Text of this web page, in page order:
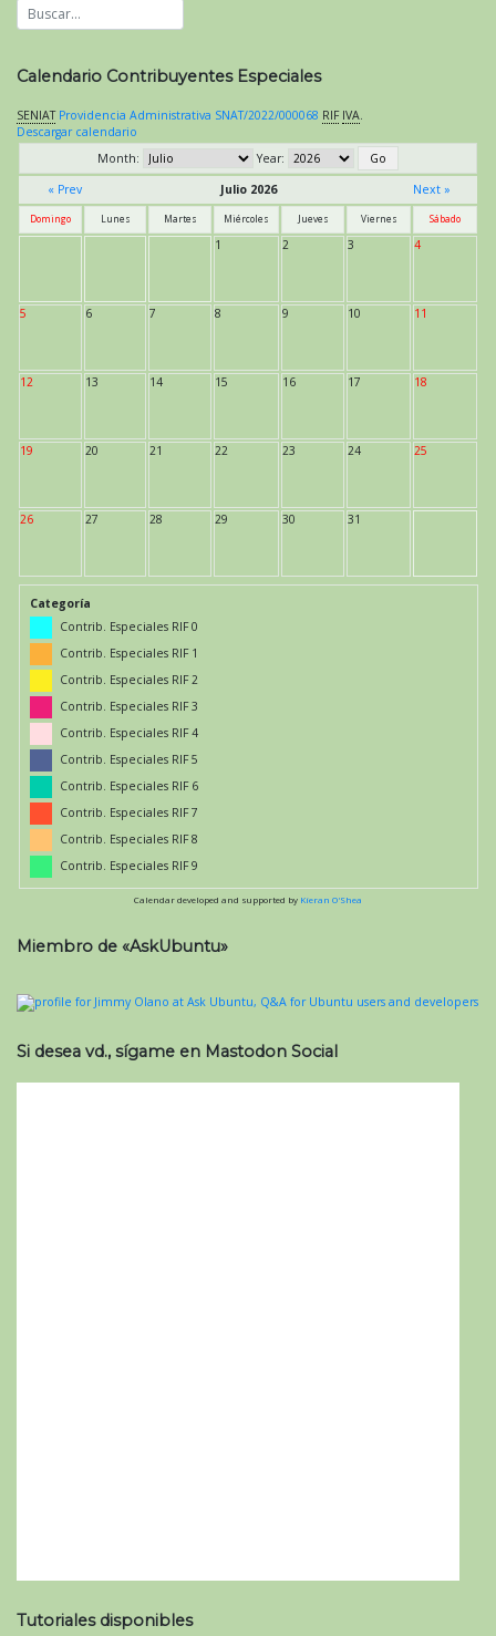
Calendario Contribuyentes Especiales
SENIAT Providencia Administrativa SNAT/2022/000068 RIF IVA.
Descargar calendario
Month:
Year:
« Prev
Julio 2026 Next »
Domingo Lunes Martes Miércoles Jueves Viernes Sábado
1 2 3 4
5 6 7 8 9 10 11
12 13 14 15 16 17 18
19 20 21 22 23 24 25
26 27 28 29 30 31
Categoría
Contrib. Especiales RIF 0
Contrib. Especiales RIF 1
Contrib. Especiales RIF 2
Contrib. Especiales RIF 3
Contrib. Especiales RIF 4
Contrib. Especiales RIF 5
Contrib. Especiales RIF 6
Contrib. Especiales RIF 7
Contrib. Especiales RIF 8
Contrib. Especiales RIF 9
Calendar developed and supported by Kieran O'Shea
Miembro de «AskUbuntu»
Si desea vd., sígame en Mastodon Social
Tutoriales disponibles